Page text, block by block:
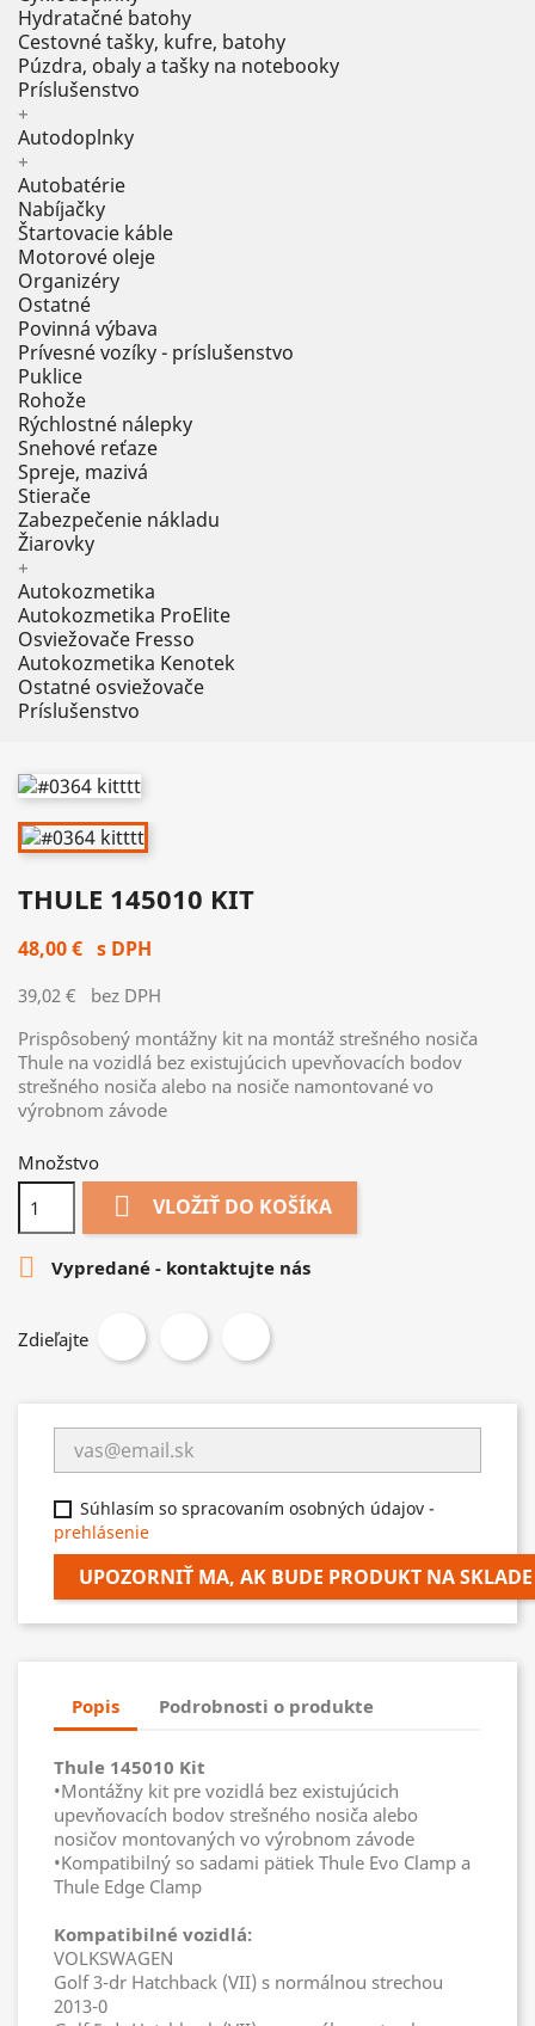
Hydratačné batohy
Cestovné tašky, kufre, batohy
Púzdra, obaly a tašky na notebooky
Príslušenstvo
+
Autodoplnky
+
Autobatérie
Nabíjačky
Štartovacie káble
Motorové oleje
Organizéry
Ostatné
Povinná výbava
Prívesné vozíky - príslušenstvo
Puklice
Rohože
Rýchlostné nálepky
Snehové reťaze
Spreje, mazivá
Stierače
Zabezpečenie nákladu
Žiarovky
+
Autokozmetika
Autokozmetika ProElite
Osviežovače Fresso
Autokozmetika Kenotek
Ostatné osviežovače
Príslušenstvo
THULE 145010 KIT
48,00 € s DPH
39,02 €
bez DPH
Prispôsobený montážny kit na montáž strešného nosiča
Thule na vozidlá bez existujúcich upevňovacích bodov
strešného nosiča alebo na nosiče namontované vo
výrobnom závode
Množstvo
 VLOŽIŤ DO KOŠÍKA
 Vypredané - kontaktujte nás
Zdieľajte
Súhlasím so spracovaním osobných údajov -
prehlásenie
UPOZORNIŤ MA, AK BUDE PRODUKT NA SKLADE
Popis Podrobnosti o produkte
Thule 145010 Kit
•Montážny kit pre vozidlá bez existujúcich
upevňovacích bodov strešného nosiča alebo
nosičov montovaných vo výrobnom závode
•Kompatibilný so sadami pätiek Thule Evo Clamp a
Thule Edge Clamp
Kompatibilné vozidlá:
VOLKSWAGEN
Golf 3-dr Hatchback (VII) s normálnou strechou
2013-0